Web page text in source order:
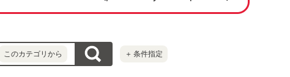
このカテゴリから ＋ 条件指定